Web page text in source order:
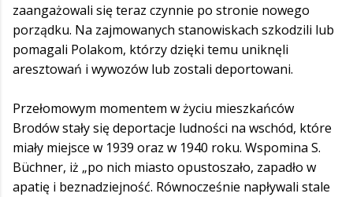
zaangażowali się teraz czynnie po stronie nowego
porządku. Na zajmowanych stanowiskach szkodzili lub
pomagali Polakom, którzy dzięki temu uniknęli
aresztowań i wywozów lub zostali deportowani.
Przełomowym momentem w życiu mieszkańców
Brodów stały się deportacje ludności na wschód, które
miały miejsce w 1939 oraz w 1940 roku. Wspomina S.
Büchner, iż „po nich miasto opustoszało, zapadło w
apatię i beznadziejność. Równocześnie napływali stale